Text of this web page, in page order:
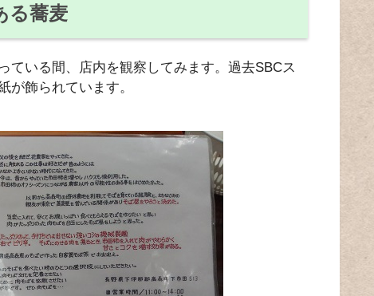
る蕎麦
ている間、店内を観察してみます。過去SBCス
が飾られています。